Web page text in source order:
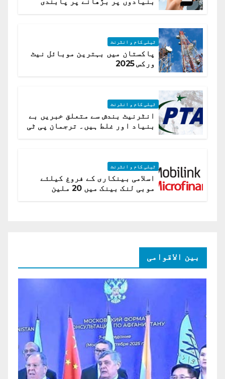
ٹیلی کام و انٹرنٹ
پاکستان میں بہترین موبائل نیٹ
ورکس 2025
ٹیلی کام و انٹرنٹ
انٹرنیٹ بندش سے متعلق خبریں بے
بنیاد اور غلط ہیں۔ ترجمان پی ٹی
ٹیلی کام و انٹرنٹ
اسلامی بینکاری کے فروغ کیلئے
موبی لنک بینک میں 20 ملین
بین الاقوامی